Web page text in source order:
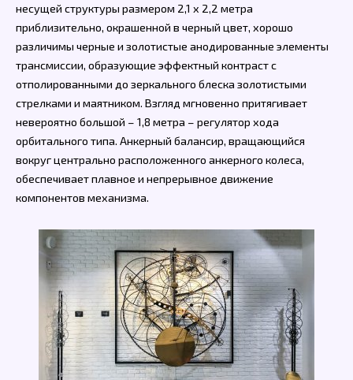
несущей структуры размером 2,1 x 2,2 метра
приблизительно, окрашенной в черный цвет, хорошо
различимы черные и золотистые анодированные элементы
трансмиссии, образующие эффектный контраст с
отполированными до зеркального блеска золотистыми
стрелками и маятником. Взгляд мгновенно притягивает
невероятно большой – 1,8 метра – регулятор хода
орбитального типа. Анкерный балансир, вращающийся
вокруг центрально расположенного анкерного колеса,
обеспечивает плавное и непрерывное движение
компонентов механизма.